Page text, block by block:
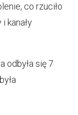
co rzuciło
kanały
odbyła się 7